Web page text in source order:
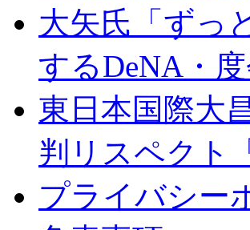
大矢氏「ずっ
するDeNA・
東日本国際大
判リスペクト
プライバシー